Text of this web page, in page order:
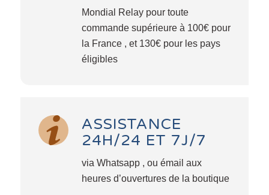
Mondial Relay pour toute
commande supérieure à 100€ pour
la France , et 130€ pour les pays
éligibles
ASSISTANCE
24H/24 ET 7J/7
via Whatsapp , ou émail aux
heures d’ouvertures de la boutique